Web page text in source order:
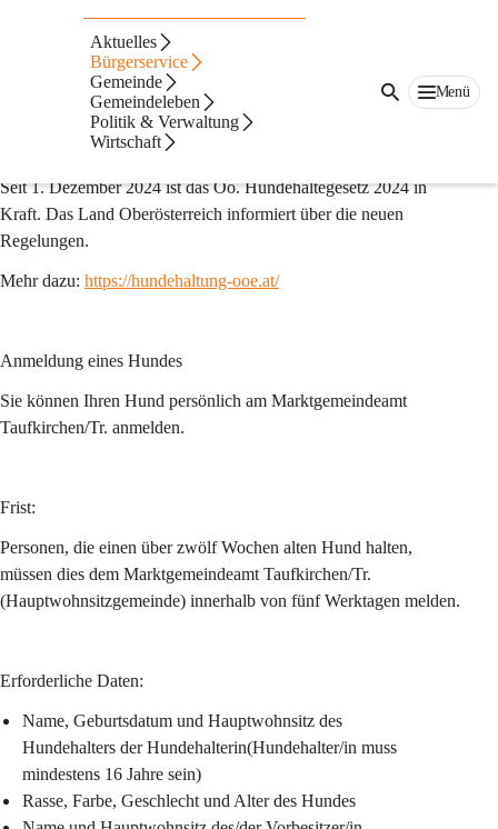
Aktuelles
Bürgerservice
Gemeinde
Gemeindeleben
Politik & Verwaltung
Wirtschaft
Menü
Hundehaltung
Hundeangelegenheiten
Das neue Hundehaltegesetz 2024
Seit 1. Dezember 2024 ist das Oö. Hundehaltegesetz 2024 in
Kraft. Das Land Oberösterreich informiert über die neuen
Regelungen.
Mehr dazu: https://hundehaltung-ooe.at/
Anmeldung eines Hundes
Sie können Ihren Hund persönlich am Marktgemeindeamt
Taufkirchen/Tr. anmelden.
Frist:
Personen, die einen über zwölf Wochen alten Hund halten,
müssen dies dem Marktgemeindeamt Taufkirchen/Tr.
(Hauptwohnsitzgemeinde) innerhalb von fünf Werktagen melden.
Erforderliche Daten:
Name, Geburtsdatum und Hauptwohnsitz des
Hundehalters der Hundehalterin(Hundehalter/in muss
mindestens 16 Jahre sein)
Rasse, Farbe, Geschlecht und Alter des Hundes